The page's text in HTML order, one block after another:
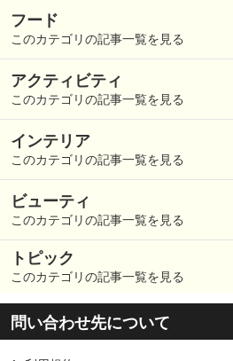
フード
このカテゴリの記事一覧を見る
アクティビティ
このカテゴリの記事一覧を見る
インテリア
このカテゴリの記事一覧を見る
ビューティ
このカテゴリの記事一覧を見る
トピック
このカテゴリの記事一覧を見る
問い合わせ先について